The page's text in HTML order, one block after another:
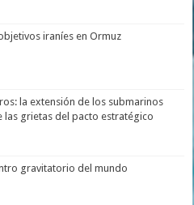
iraníes en Ormuz
la extensión de los submarinos
las grietas del pacto estratégico
gravitatorio del mundo